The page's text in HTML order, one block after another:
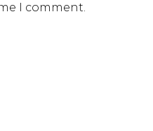
I comment.